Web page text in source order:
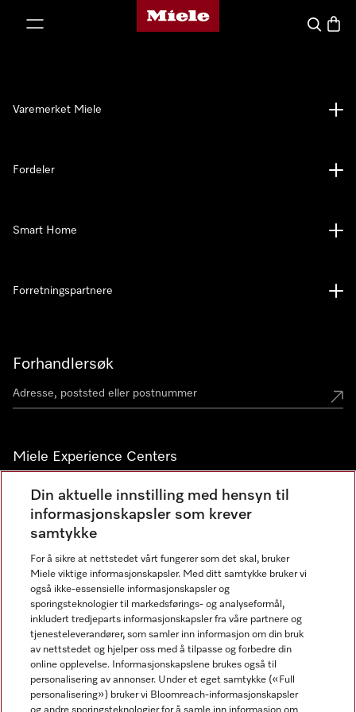
Mieles hjemmeside
Søk
Forhandlersøk
Miele Experience Centers
Miele Experience Center Nesbru
Miele Outlet Nesbru
Nyhetsbrev
Varemerket Miele
Fordeler
Smart Home
Forretningspartnere
Din aktuelle innstilling med hensyn til
informasjonskapsler som krever
samtykke
For å sikre at nettstedet vårt fungerer som det skal, bruker
Miele viktige informasjonskapsler. Med ditt samtykke bruker vi
også ikke-essensielle informasjonskapsler og
sporingsteknologier til markedsførings- og analyseformål,
inkludert tredjeparts informasjonskapsler fra våre partnere og
tjenesteleverandører, som samler inn informasjon om din bruk
av nettstedet og hjelper oss med å tilpasse og forbedre din
online opplevelse. Informasjonskapslene brukes også til
personalisering av annonser. Under et eget samtykke («Full
personalisering») bruker vi Bloomreach-informasjonskapsler